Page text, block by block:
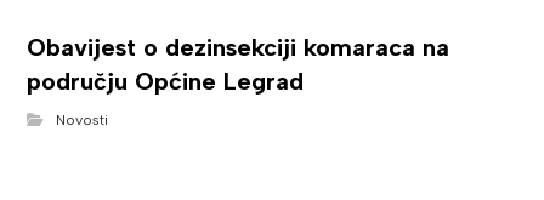
Obavijest o dezinsekciji komaraca na
području Općine Legrad
Novosti